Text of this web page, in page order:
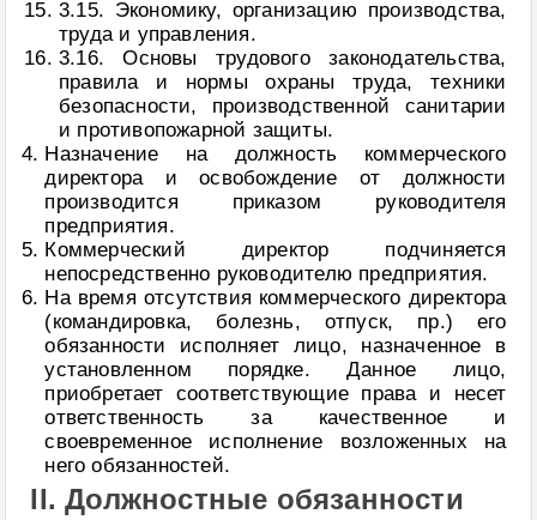
3.15. Экономику, организацию производства,
труда и управления.
3.16. Основы трудового законодательства,
правила и нормы охраны труда, техники
безопасности, производственной санитарии
и противопожарной защиты.
Назначение на должность коммерческого
директора и освобождение от должности
производится приказом руководителя
предприятия.
Коммерческий директор подчиняется
непосредственно руководителю предприятия.
На время отсутствия коммерческого директора
(командировка, болезнь, отпуск, пр.) его
обязанности исполняет лицо, назначенное в
установленном порядке. Данное лицо,
приобретает соответствующие права и несет
ответственность за качественное и
своевременное исполнение возложенных на
него обязанностей.
II. Должностные обязанности